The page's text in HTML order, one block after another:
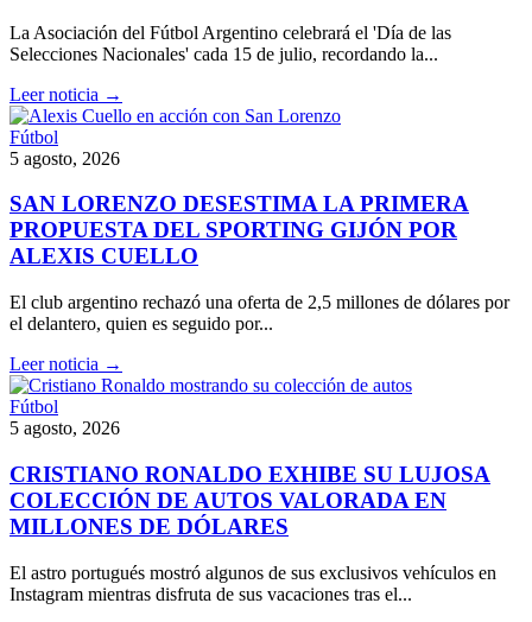
La Asociación del Fútbol Argentino celebrará el 'Día de las
Selecciones Nacionales' cada 15 de julio, recordando la...
Leer noticia →
Fútbol
5 agosto, 2026
SAN LORENZO DESESTIMA LA PRIMERA
PROPUESTA DEL SPORTING GIJÓN POR
ALEXIS CUELLO
El club argentino rechazó una oferta de 2,5 millones de dólares por
el delantero, quien es seguido por...
Leer noticia →
Fútbol
5 agosto, 2026
CRISTIANO RONALDO EXHIBE SU LUJOSA
COLECCIÓN DE AUTOS VALORADA EN
MILLONES DE DÓLARES
El astro portugués mostró algunos de sus exclusivos vehículos en
Instagram mientras disfruta de sus vacaciones tras el...